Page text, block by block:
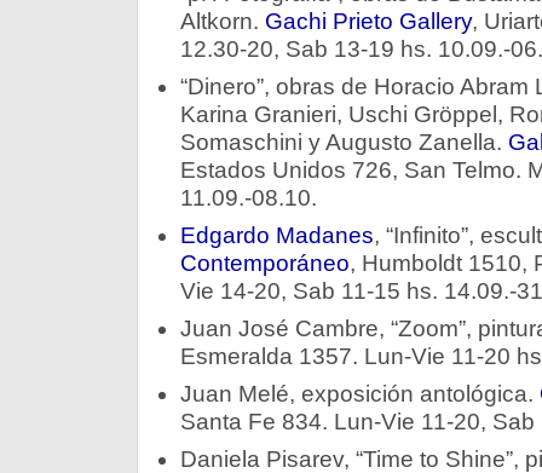
Altkorn. Gachi Prieto Gallery,
12.30-20, Sab 13-19 hs. 10.09.-
“Dinero”, obras de Horacio
Karina Granieri, Uschi Gröppel,
Somaschini y Augusto Zanella.
Estados Unidos 726, San Telmo.
11.09.-08.10.
Edgardo Madanes, “Infinito”,
Contemporáneo, Humboldt 1510,
Vie 14-20, Sab 11-15 hs. 14.09.-
Juan José Cambre, “Zoom”,
Esmeralda 1357. Lun-Vie 11-20
Juan Melé, exposición antológica.
Santa Fe 834. Lun-Vie 11-20,
Daniela Pisarev, “Time to Shine”,